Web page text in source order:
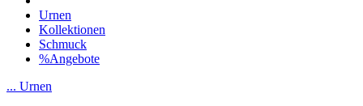
Urnen
Kollektionen
Schmuck
%Angebote
... Urnen